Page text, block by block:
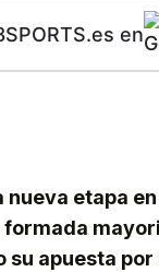
en
etapa
su apuesta